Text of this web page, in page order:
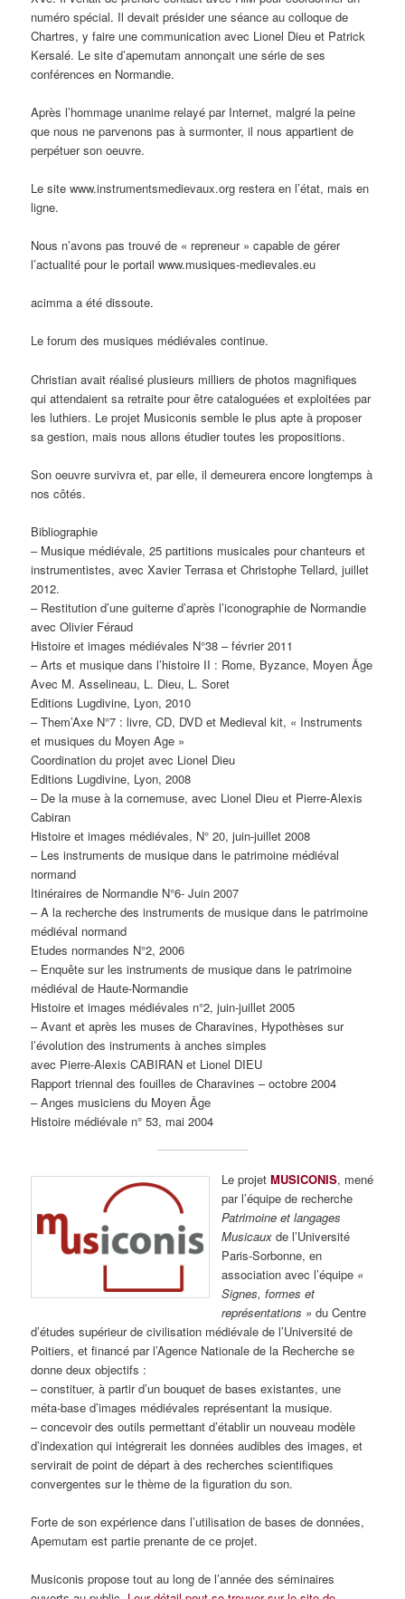
numéro spécial. Il devait présider une séance au colloque de
Chartres, y faire une communication avec Lionel Dieu et Patrick
Kersalé. Le site d’apemutam annonçait une série de ses
conférences en Normandie.
Après l’hommage unanime relayé par Internet, malgré la peine
que nous ne parvenons pas à surmonter, il nous appartient de
perpétuer son oeuvre.
Le site www.instrumentsmedievaux.org restera en l’état, mais en
ligne.
Nous n’avons pas trouvé de « repreneur » capable de gérer
l’actualité pour le portail www.musiques-medievales.eu
acimma a été dissoute.
Le forum des musiques médiévales continue.
Christian avait réalisé plusieurs milliers de photos magnifiques
qui attendaient sa retraite pour être cataloguées et exploitées par
les luthiers. Le projet Musiconis semble le plus apte à proposer
sa gestion, mais nous allons étudier toutes les propositions.
Son oeuvre survivra et, par elle, il demeurera encore longtemps à
nos côtés.
Bibliographie
– Musique médiévale, 25 partitions musicales pour chanteurs et
instrumentistes, avec Xavier Terrasa et Christophe Tellard, juillet
2012.
– Restitution d’une guiterne d’après l’iconographie de Normandie
avec Olivier Féraud
Histoire et images médiévales N°38 – février 2011
– Arts et musique dans l’histoire II : Rome, Byzance, Moyen Âge
Avec M. Asselineau, L. Dieu, L. Soret
Editions Lugdivine, Lyon, 2010
– Them’Axe N°7 : livre, CD, DVD et Medieval kit, « Instruments
et musiques du Moyen Age »
Coordination du projet avec Lionel Dieu
Editions Lugdivine, Lyon, 2008
– De la muse à la cornemuse, avec Lionel Dieu et Pierre-Alexis
Cabiran
Histoire et images médiévales, N° 20, juin-juillet 2008
– Les instruments de musique dans le patrimoine médiéval
normand
Itinéraires de Normandie N°6- Juin 2007
– A la recherche des instruments de musique dans le patrimoine
médiéval normand
Etudes normandes N°2, 2006
– Enquête sur les instruments de musique dans le patrimoine
médiéval de Haute-Normandie
Histoire et images médiévales n°2, juin-juillet 2005
– Avant et après les muses de Charavines, Hypothèses sur
l’évolution des instruments à anches simples
avec Pierre-Alexis CABIRAN et Lionel DIEU
Rapport triennal des fouilles de Charavines – octobre 2004
– Anges musiciens du Moyen Âge
Histoire médiévale n° 53, mai 2004
Le projetMUSICONIS, mené
par l’équipe de recherche
Patrimoine et langages
Musicaux de l’Université
Paris-Sorbonne, en
association avec l’équipe «
Signes, formes et
représentations »du Centre
d’études supérieur de civilisation médiévale de l’Université de
Poitiers, et financé par l’Agence Nationale de la Recherche se
donne deux objectifs :
– constituer, à partir d’un bouquet de bases existantes, une
méta-base d’images médiévales représentant la musique.
– concevoir des outils permettant d’établir un nouveau modèle
d’indexation qui intégrerait les données audibles des images, et
servirait de point de départ à des recherches scientifiques
convergentes sur le thème de la figuration du son.
Forte de son expérience dans l’utilisation de bases de données,
Apemutam est partie prenante de ce projet.
Musiconis propose tout au long de l’année des séminaires